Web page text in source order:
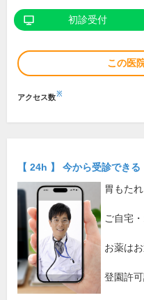
初診受付
この医
アクセス数※
【 24h 】 今から受診できる
胃もた
ご自宅
お薬は
登園許